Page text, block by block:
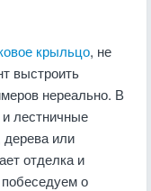
крыльцо, не
выстроить
нереально. В
лестничные
или
отделка и
о